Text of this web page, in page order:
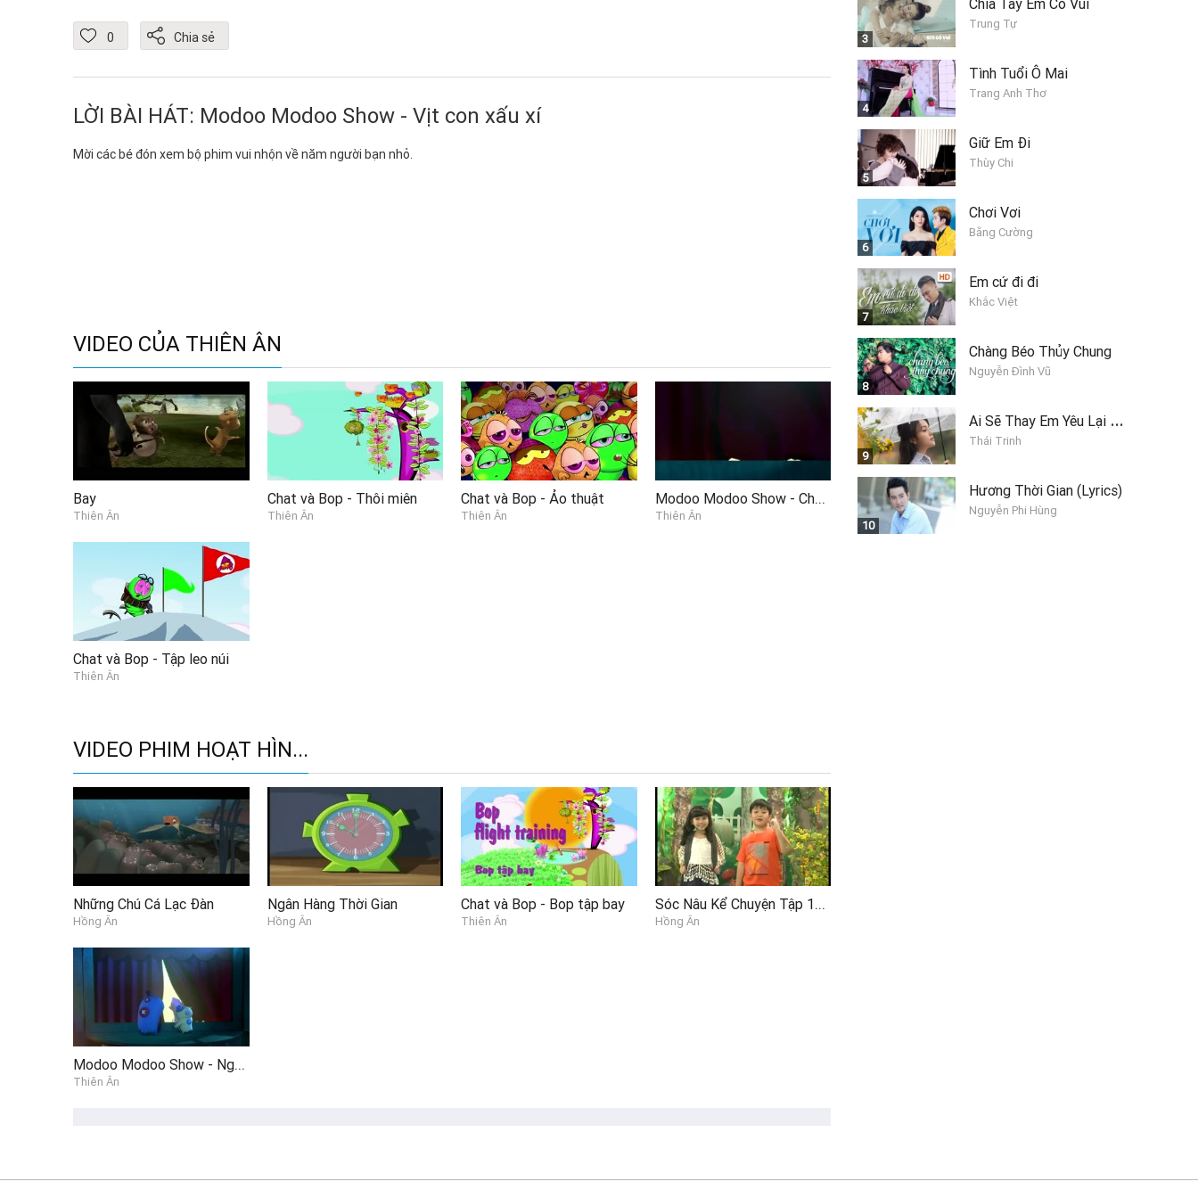
0 Chia sẻ
LỜI BÀI HÁT: Modoo Modoo Show - Vịt con xấu xí
Mời các bé đón xem bộ phim vui nhộn về năm người bạn nhỏ.
VIDEO CỦA THIÊN ÂN
Bay
Thiên Ân
Chat và Bop - Thôi miên
Thiên Ân
Chat và Bop - Ảo thuật
Thiên Ân
Modoo Modoo Show - Chó sói và dê con
Thiên Ân
Chat và Bop - Tập leo núi
Thiên Ân
VIDEO PHIM HOẠT HÌN...
Những Chú Cá Lạc Đàn
Hồng Ân
Ngân Hàng Thời Gian
Hồng Ân
Chat và Bop - Bop tập bay
Thiên Ân
Sóc Nâu Kể Chuyện Tập 116 - Các Em Bé Và Cây Kẹo P2
Hồng Ân
Modoo Modoo Show - Người đẹp và quái vật
Thiên Ân
3
Chia Tay Em Có Vui
Trung Tự
4
Tình Tuổi Ô Mai
Trang Anh Thơ
5
Giữ Em Đi
Thùy Chi
6
Chơi Vơi
Bằng Cường
7
Em cứ đi đi
Khắc Việt
8
Chàng Béo Thủy Chung
Nguyễn Đình Vũ
9
A
i Sẽ Thay Em Yêu Lại Anh
Thái Trinh
10
Hương Thời Gian (Lyrics)
Nguyễn Phi Hùng